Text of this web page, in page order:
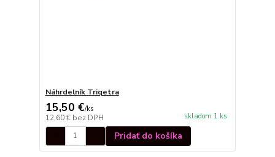
Náhrdelník Triqetra
15,50 €/ks
12,60 € bez DPH skladom 1 ks
Pridať do košíka